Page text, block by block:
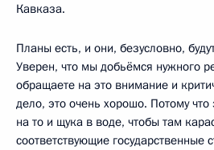
Кавказа.
Планы есть, и они, безусловно,
Уверен, что мы добьёмся нужного
обращаете на это внимание и
дело, это очень хорошо. Потому что
на то и щука в воде, чтобы там
соответствующие государственные